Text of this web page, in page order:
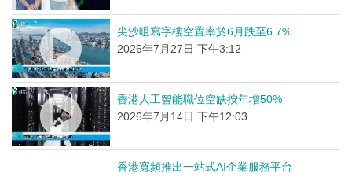
尖沙咀寫字樓空置率於6月跌至6.7%
2026年7月27日 下午3:12
香港人工智能職位空缺按年增50%
2026年7月14日 下午12:03
香港寬頻推出一站式AI企業服務平台